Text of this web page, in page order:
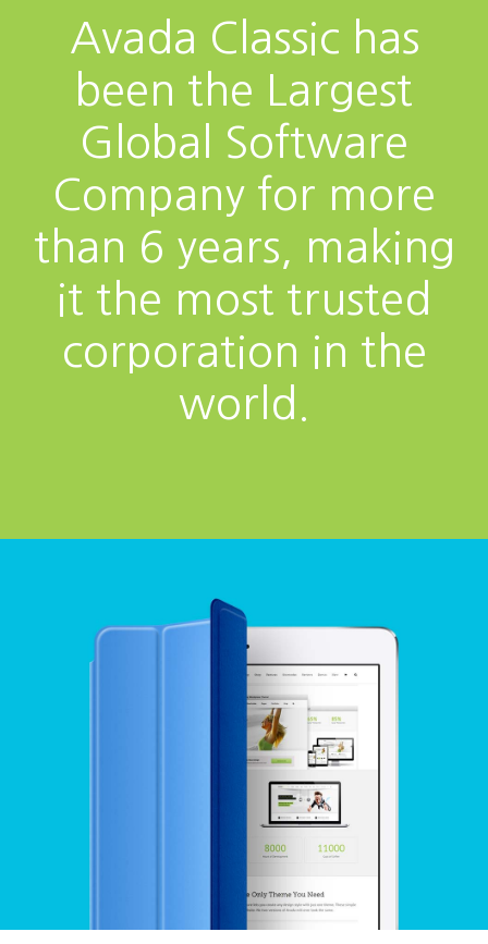
Avada Classic has
been the Largest
Global Software
Company for more
than 6 years, making
it the most trusted
corporation in the
world.